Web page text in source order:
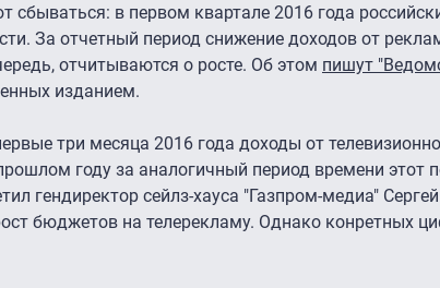
сбываться: в первом квартале 2016 года
За отчетный период снижение доходов от
отчитываются о росте. Об этом пишут
изданием.
три месяца 2016 года доходы от
году за аналогичный период времени этот
гендиректор сейлз-хауса "Газпром-медиа"
бюджетов на телерекламу. Однако конретных